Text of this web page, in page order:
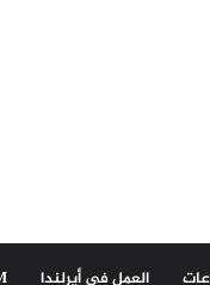
العمل في أيرلندا